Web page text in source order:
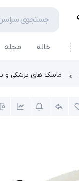
خانه مجله
ماسک های پزشکی و